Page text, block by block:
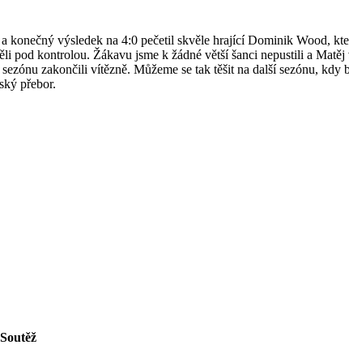
výsledek na 4:0 pečetil skvěle hrající Dominik Wood,
kontrolou. Žákavu jsme k žádné větší šanci nepustili a
zakončili vítězně. Můžeme se tak těšit na další sezónu,
přebor.
Soutěž